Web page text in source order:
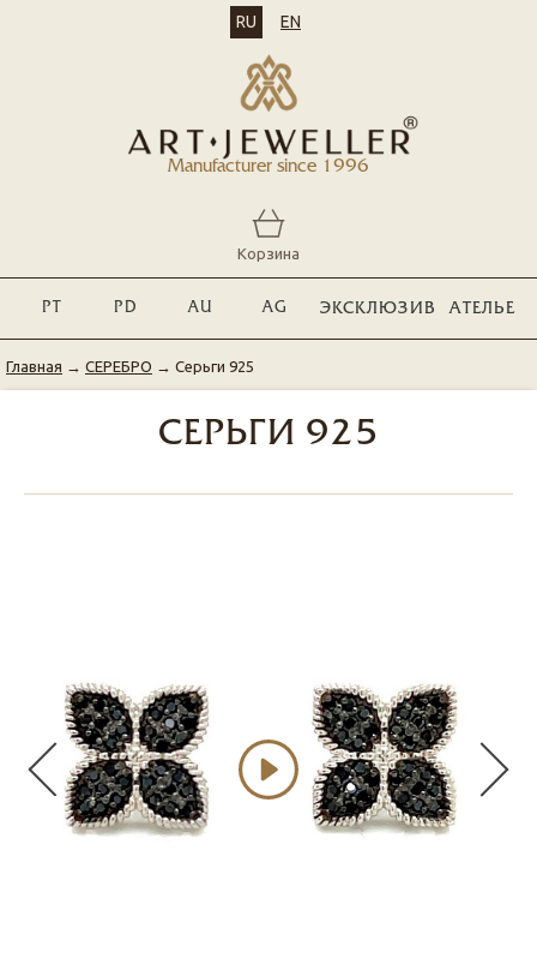
Manufacturer since 1996
RU EN
Корзина
PT PD AU AG ЭКСКЛЮЗИВ АТЕЛЬЕ
Главная → СЕРЕБРО → Серьги 925
СЕРЬГИ 925